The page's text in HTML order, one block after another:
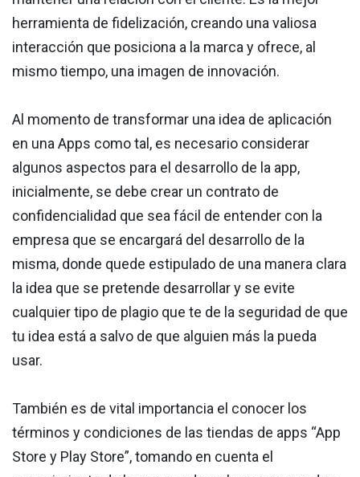
herramienta de fidelización, creando una valiosa
interacción que posiciona a la marca y ofrece, al
mismo tiempo, una imagen de innovación.
Al momento de transformar una idea de aplicación
en una Apps como tal, es necesario considerar
algunos aspectos para el desarrollo de la app,
inicialmente, se debe crear un contrato de
confidencialidad que sea fácil de entender con la
empresa que se encargará del desarrollo de la
misma, donde quede estipulado de una manera clara
la idea que se pretende desarrollar y se evite
cualquier tipo de plagio que te de la seguridad de que
tu idea está a salvo de que alguien más la pueda
usar.
También es de vital importancia el conocer los
términos y condiciones de las tiendas de apps “App
Store y Play Store”, tomando en cuenta el